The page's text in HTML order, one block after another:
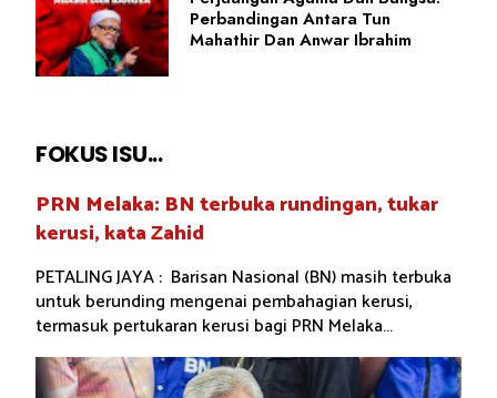
Perbandingan Antara Tun
Mahathir Dan Anwar Ibrahim
FOKUS ISU...
PRN Melaka: BN terbuka rundingan, tukar
kerusi, kata Zahid
PETALING JAYA : Barisan Nasional (BN) masih terbuka
untuk berunding mengenai pembahagian kerusi,
termasuk pertukaran kerusi bagi PRN Melaka...